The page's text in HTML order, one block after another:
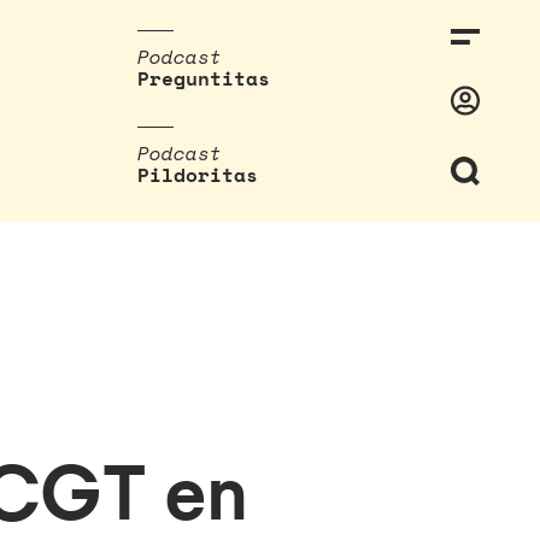
Podcast
Preguntitas
Podcast
Pildoritas
en